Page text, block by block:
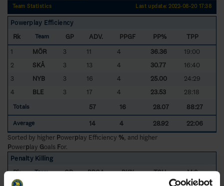
Team Statistics Last update: 2022-08-20 17:38
Powerplay Efficiency
Rk
Team GP ADV. PPGF PP%
TPP
1
MÖR 3 11 4 36.36
19:00
2
SKÅ 3 13 4 30.77
16:40
3
NYB 3 16 4 25.00
24:29
4
BLE 3 17 4 23.53 28:18
Totals 57 16 28.07 88:27
Average 14 4 28.92
22:06
Sorted by higher Powerplay Efficiency % , and higher
Powerplay Goals For.
Penalty Killing
Rk
Team GP PPGA PK% TSH
M:S